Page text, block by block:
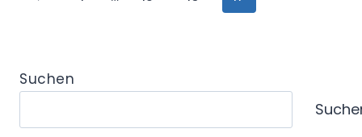
Suchen